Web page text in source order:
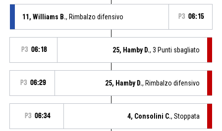
11, Williams B., Rimbalzo difensivo P3 06:15
P3 06:18 25, Hamby D., 3 Punti sbagliato
P3 06:29 25, Hamby D., Rimbalzo difensivo
P3 06:34 4, Consolini C., Stoppata